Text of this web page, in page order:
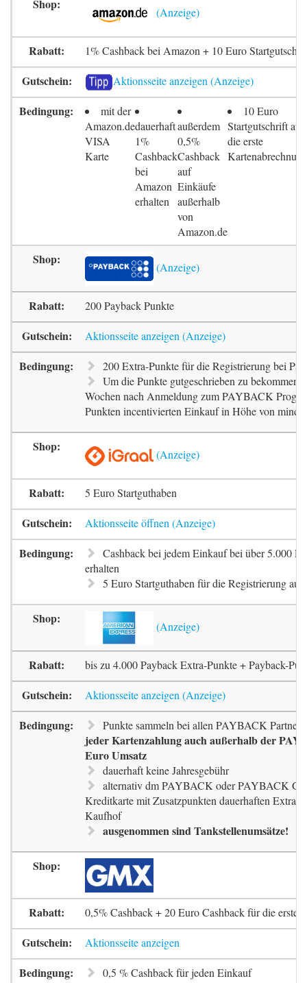
1% Cashback bei Amazon + 10 Euro
Aktionsseite anzeigen
mit der
Amazon.de
VISA
Karte
dauerhaft
1%
Cashback
bei
Amazon
erhalten
außerdem
0,5%
Cashback
auf
Einkäufe
außerhalb
von
Amazon.de
10 Euro
Startgutschrift auf
die erste
Kartenabrechnung
200 Payback Punkte
Aktionsseite anzeigen
200 Extra-Punkte für die Registrierung bei
Um die Punkte gutgeschrieben zu bekommen,
Wochen nach Anmeldung zum PAYBACK
Punkten incentivierten Einkauf in Höhe von
5 Euro Startguthaben
Aktionsseite öffnen
Cashback bei jedem Einkauf bei über 5.000
erhalten
5 Euro Startguthaben für die Registrierung
bis zu 4.000 Payback Extra-Punkte + Payback-
Aktionsseite anzeigen
Punkte sammeln bei allen PAYBACK
jeder Kartenzahlung auch außerhalb der
Euro Umsatz
dauerhaft keine Jahresgebühr
alternativ dm PAYBACK oder PAYBACK
Kreditkarte mit Zusatzpunkten dauerhaften Extra-
Kaufhof
ausgenommen sind Tankstellenumsätze!
0,5% Cashback + 20 Euro Cashback für die erste
Aktionsseite anzeigen
0,5 % Cashback für jeden Einkauf